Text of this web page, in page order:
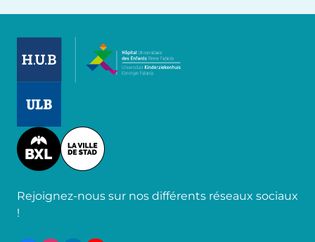
Image
Rejoignez-nous sur nos différents réseaux sociaux
!